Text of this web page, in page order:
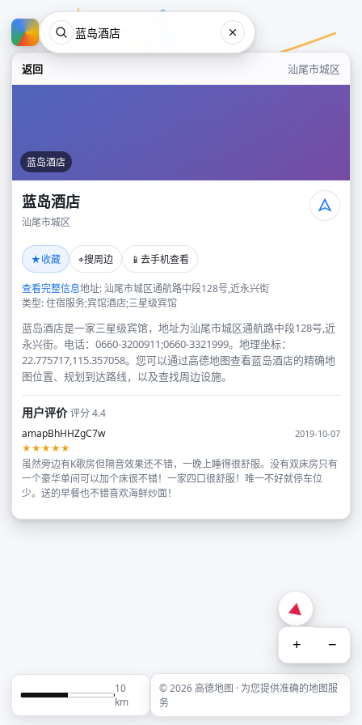
返回 汕尾市城区
蓝岛酒店
蓝岛酒店
汕尾市城区
★收藏 ⌖搜周边 📱 去手机查看
查看完整信息地址: 汕尾市城区通航路中段128号,近永兴街
类型: 住宿服务;宾馆酒店;三星级宾馆
蓝岛酒店是一家三星级宾馆，地址为汕尾市城区通航路中段128号,近
永兴街。电话：0660-3200911;0660-3321999。地理坐标：
22.775717,115.357058。您可以通过高德地图查看蓝岛酒店的精确地
图位置、规划到达路线，以及查找周边设施。
用户评价评分 4.4
amapBhHHZgC7w
2019-10-07
★★★★★
虽然旁边有K歌房但隔音效果还不错，一晚上睡得很舒服。没有双床房只有
一个豪华单间可以加个床很不错！一家四口很舒服！唯一不好就停车位
少。送的早餐也不错喜欢海鲜炒面！
+ −
10
km
© 2026 高德地图 · 为您提供准确的地图服
务